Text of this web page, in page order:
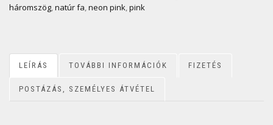
háromszög,natúr fa,neon pink,pink
LEÍRÁS TOVÁBBI INFORMÁCIÓK FIZETÉS
POSTÁZÁS, SZEMÉLYES ÁTVÉTEL